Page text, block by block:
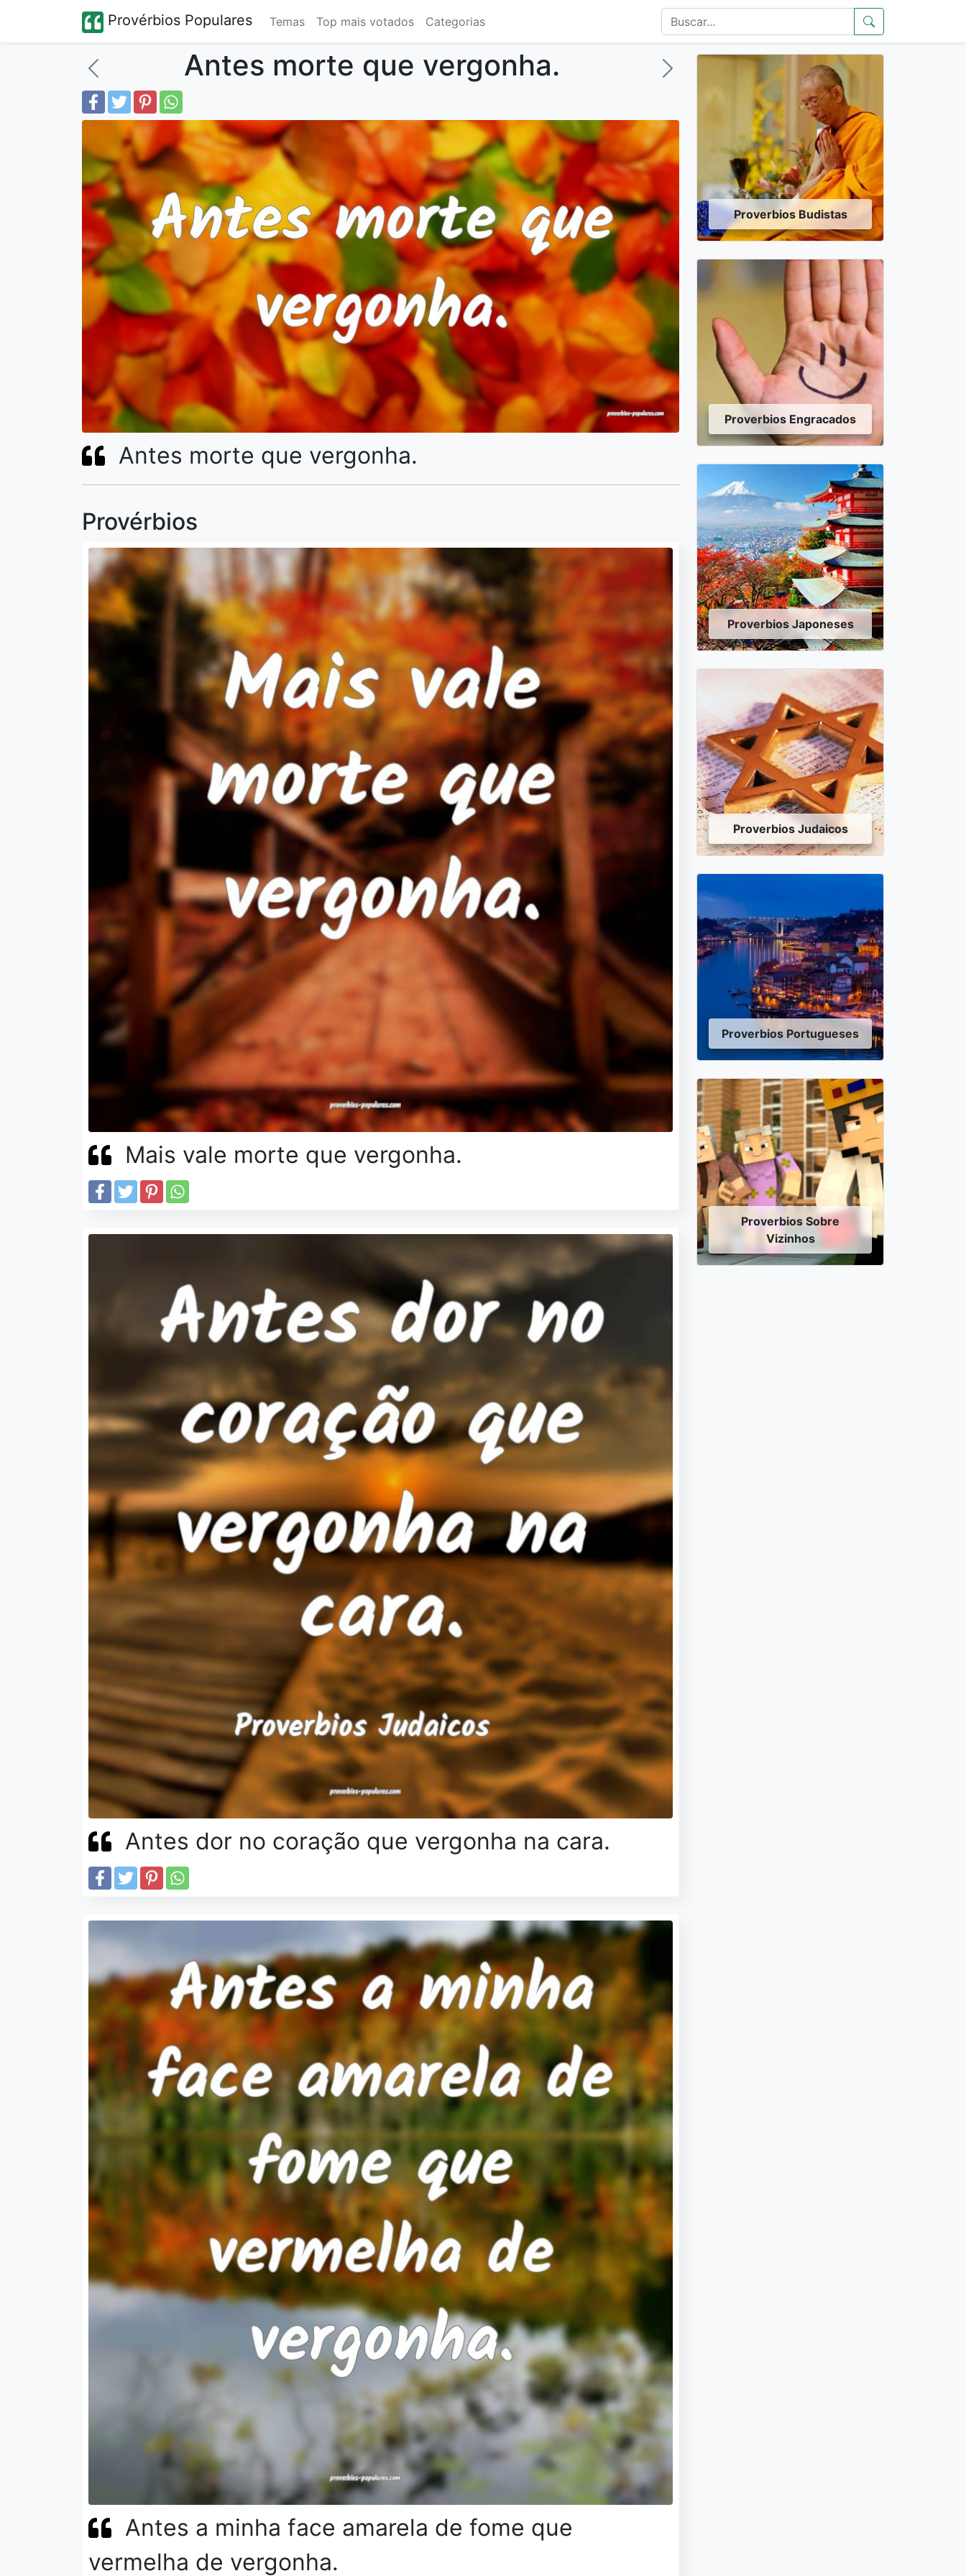
Provérbios Populares Temas Top mais votados Categorias
Antes morte que vergonha.
Antes morte que vergonha.
Provérbios
Mais vale morte que vergonha.
Antes dor no coração que vergonha na cara.
Antes a minha face amarela de fome que
vermelha de vergonha.
Proverbios Budistas
Proverbios Engracados
Proverbios Japoneses
Proverbios Judaicos
Proverbios Portugueses
Proverbios Sobre
Vizinhos